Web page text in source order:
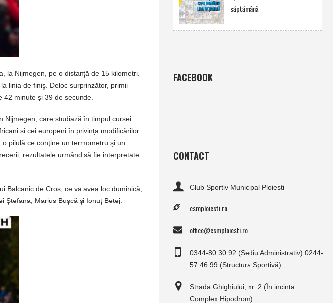
la Nijmegen, pe o distanţă de 15 kilometri.
linia de finiş. Deloc surprinzător, primii
42 minute şi 39 de secunde.
Nijmegen, care studiază în timpul cursei
și cei europeni în privinţa modificărilor
pilulă ce conţine un termometru şi un
rezultatele urmând să fie interpretate
Balcanic de Cros, ce va avea loc duminică,
Ştefana, Marius Buşcă şi Ionuţ Betej.
săptămână
FACEBOOK
CONTACT
Club Sportiv Municipal Ploiesti
csmploiesti.ro
office@csmploiesti.ro
0344-80.30.92 (Sediu Administrativ) 0244-
57.46.99 (Structura Sportivă)
Strada Ghighiului, nr. 2 (În incinta
Complex Hipodrom)